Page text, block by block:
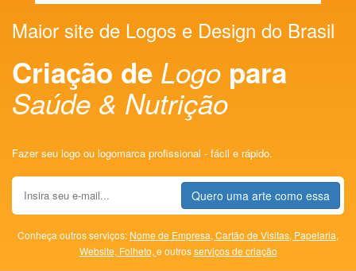
Maior site de Logos e Design do Brasil
Criação de Logo para
Saúde & Nutrição
Fazer seu logo ou logomarca profissional - fácil e rápido.
Quero uma arte como essa
Conheça outros serviços: Nome de Empresa, Cartão de Visitas, Papelaria,
Website, Folheto, e outrosserviços de criação